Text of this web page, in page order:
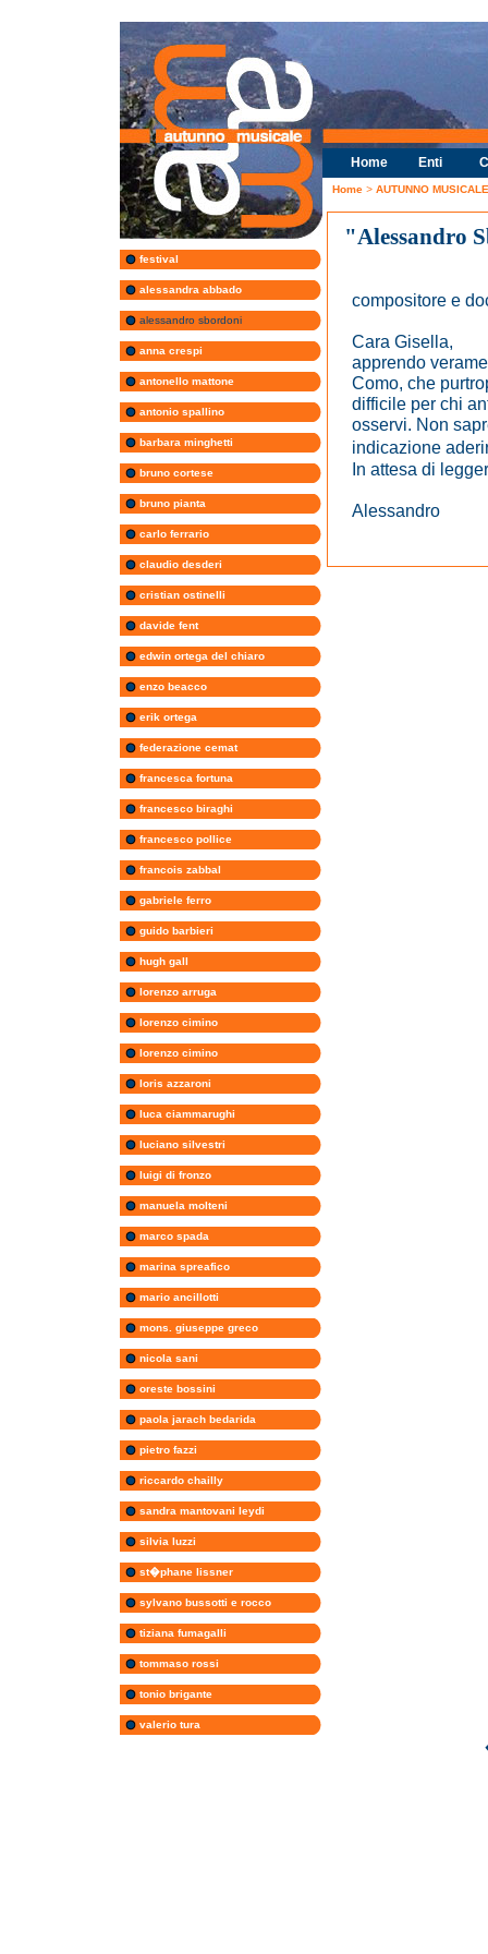
festival
alessandra abbado
alessandro sbordoni
anna crespi
antonello mattone
antonio spallino
barbara minghetti
bruno cortese
bruno pianta
carlo ferrario
claudio desderi
cristian ostinelli
davide fent
edwin ortega del chiaro
enzo beacco
erik ortega
federazione cemat
francesca fortuna
francesco biraghi
francesco pollice
francois zabbal
gabriele ferro
guido barbieri
hugh gall
lorenzo arruga
lorenzo cimino
lorenzo cimino
loris azzaroni
luca ciammarughi
luciano silvestri
luigi di fronzo
manuela molteni
marco spada
marina spreafico
mario ancillotti
mons. giuseppe greco
nicola sani
oreste bossini
paola jarach bedarida
pietro fazzi
riccardo chailly
sandra mantovani leydi
silvia luzzi
st�phane lissner
sylvano bussotti e rocco
tiziana fumagalli
tommaso rossi
tonio brigante
valerio tura
Home Enti
Home > AUTUNNO
"Alessandro
compositore e
Cara Gisella,
apprendo
Como, che
difficile per chi
osservi. Non
indicazione
In attesa di
Alessandro